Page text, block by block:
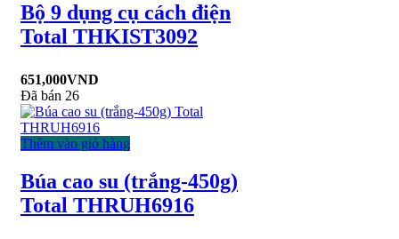
Bộ 9 dụng cụ cách điện
Total THKIST3092
651,000VND
Đã bán 26
Thêm vào giỏ hàng
Búa cao su (trắng-450g)
Total THRUH6916